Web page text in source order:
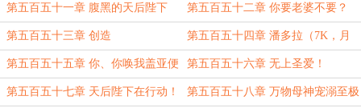
么魔鬼
第五百五十一章 腹黑的天后陛下 第五百五十二章 你要老婆不要？
第五百五十三章 创造 第五百五十四章 潘多拉（7K，月
初求月票~）
第五百五十五章 你、你唤我盖亚便
好（7.6K，月初求月票~）
第五百五十六章 无上圣爱！
第五百五十七章 天后陛下在行动！ 第五百五十八章 万物母神宠溺至极